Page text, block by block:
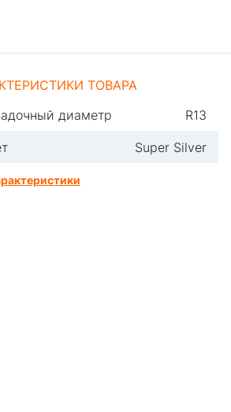
ТОВАРА
диаметр
R13
Super Silver